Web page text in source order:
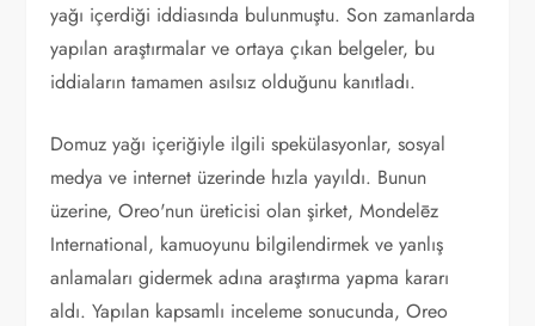
yağı içerdiği iddiasında bulunmuştu. Son zamanlarda
yapılan araştırmalar ve ortaya çıkan belgeler, bu
iddiaların tamamen asılsız olduğunu kanıtladı.
Domuz yağı içeriğiyle ilgili spekülasyonlar, sosyal
medya ve internet üzerinde hızla yayıldı. Bunun
üzerine, Oreo'nun üreticisi olan şirket, Mondelēz
International, kamuoyunu bilgilendirmek ve yanlış
anlamaları gidermek adına araştırma yapma kararı
aldı. Yapılan kapsamlı inceleme sonucunda, Oreo